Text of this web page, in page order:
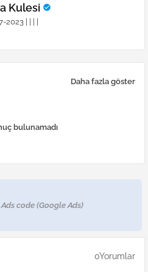
Kulesi
2023 | | | |
Daha fazla göster
bulunamadı
code (Google Ads)
0Yorumlar